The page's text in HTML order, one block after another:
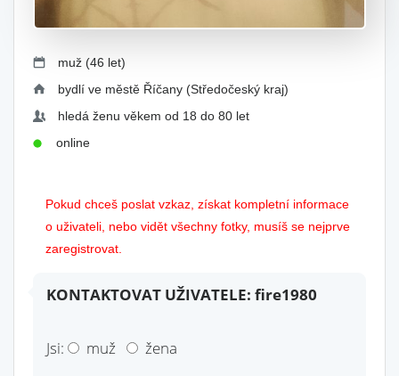
muž (46 let)
bydlí ve městě Říčany (Středočeský kraj)
hledá ženu věkem od 18 do 80 let
online
Pokud chceš poslat vzkaz, získat kompletní informace
o uživateli, nebo vidět všechny fotky, musíš se nejprve
zaregistrovat.
KONTAKTOVAT UŽIVATELE: fire1980
Jsi: muž
žena